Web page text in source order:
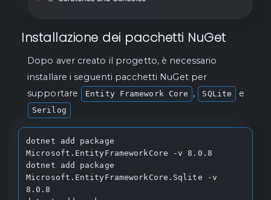
Installazione dei pacchetti NuGet
Dopo aver creato il progetto, è necessario
installare i seguenti pacchetti NuGet per
supportare
Entity Framework Core , SQLite e
Serilog
dotnet add package
Microsoft.EntityFrameworkCore -v 8.0.8
dotnet add package
Microsoft.EntityFrameworkCore.Sqlite -v
8.0.8